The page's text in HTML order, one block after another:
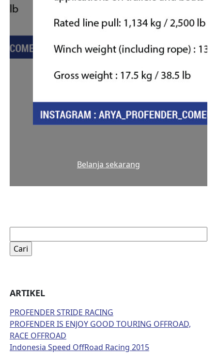
Belanja sekarang
untuk:
ARTIKEL
PROFENDER STRIDE RACING
PROFENDER IS ENJOY GOOD TOURING OFFROAD,
RACE OFFROAD
Indonesia Speed OffRoad Racing 2015